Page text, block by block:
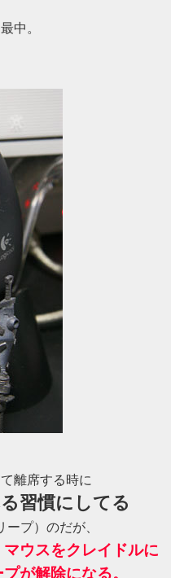
中。
離席する時に
習慣にしてる
ープ）のだが、
ウスをクレイドルに
が解除になる。